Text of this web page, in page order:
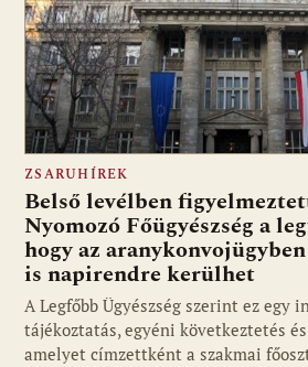
ZSARUHÍREK
Belső levélben
Nyomozó Főügyészség a
hogy az
is napirendre kerülhet
A Legfőbb Ügyészség szerint ez egy
tájékoztatás, egyéni következtetés
amelyet címzettként a szakmai